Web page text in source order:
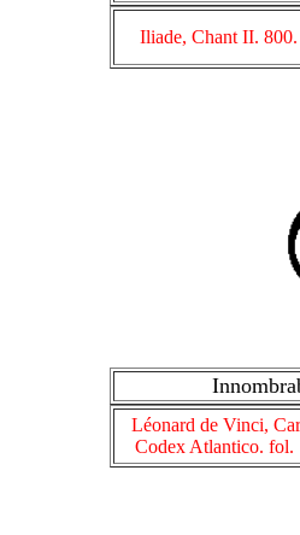
Iliade, Chant II. 800.
Léonard de Vinci,
Codex Atlantico. fol.